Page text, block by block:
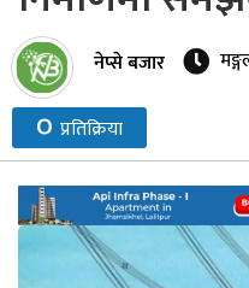
हाइड्रो
पावर
नेप्से
प्रमुख
समाचार
नेप्से बजार
० प्रतिक्रिया